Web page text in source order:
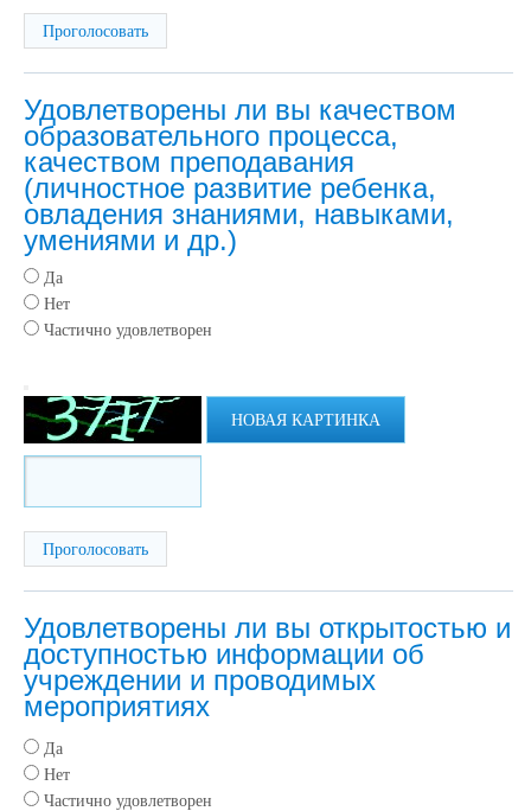
Удовлетворены ли вы качеством
образовательного процесса,
качеством преподавания
(личностное развитие ребенка,
овладения знаниями, навыками,
умениями и др.)
Да
Нет
Частично удовлетворен
НОВАЯ КАРТИНКА
Удовлетворены ли вы открытостью и
доступностью информации об
учреждении и проводимых
мероприятиях
Да
Нет
Частично удовлетворен